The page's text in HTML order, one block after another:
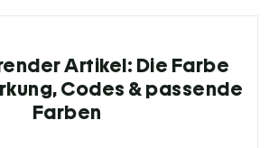
Artikel: Die Farbe
Codes & passende
Farben